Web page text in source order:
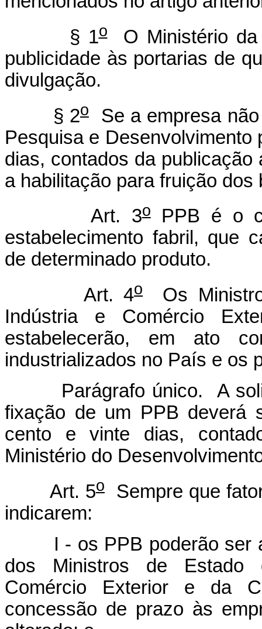
§ 1oO Ministério da
publicidade às portarias de
divulgação.
§ 2o
Se a empresa
Pesquisa e Desenvolvimento
dias, contados da
a habilitação para fruição
Art. 3oPPB é o
estabelecimento fabril, que
de determinado produto.
Art. 4oOs
Indústria e Comércio
estabelecerão, em ato
industrializados no País e os
Parágrafo único. A
fixação de um PPB deverá
cento e vinte dias,
Ministério do
Art. 5o
Sempre que
indicarem:
I - os PPB poderão ser
dos Ministros de Estado
Comércio Exterior e da
concessão de prazo às